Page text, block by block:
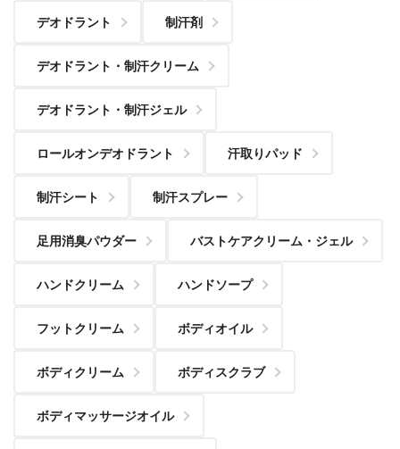
デオドラント 制汗剤
デオドラント・制汗クリーム
デオドラント・制汗ジェル
ロールオンデオドラント 汗取りパッド
制汗シート 制汗スプレー
足用消臭パウダー バストケアクリーム・ジェル
ハンドクリーム ハンドソープ
フットクリーム ボディオイル
ボディクリーム ボディスクラブ
ボディマッサージオイル